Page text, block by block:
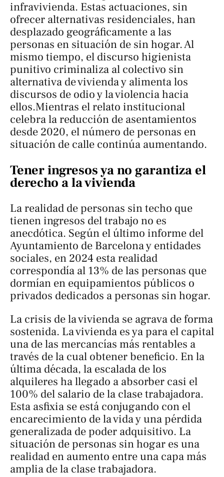
infravivienda. Estas actuaciones, sin
ofrecer alternativas residenciales, han
desplazado geográficamente a las
personas en situación de sin hogar. Al
mismo tiempo, el discurso higienista
punitivo criminaliza al colectivo sin
alternativa de vivienda y alimenta los
discursos de odio y la violencia hacia
ellos.Mientras el relato institucional
celebra la reducción de asentamientos
desde 2020, el número de personas en
situación de calle continúa aumentando.
Tener ingresos ya no garantiza el
derecho a la vivienda
La realidad de personas sin techo que
tienen ingresos del trabajo no es
anecdótica. Según el último informe del
Ayuntamiento de Barcelona y entidades
sociales, en 2024 esta realidad
correspondía al 13% de las personas que
dormían en equipamientos públicos o
privados dedicados a personas sin hogar.
La crisis de la vivienda se agrava de forma
sostenida. La vivienda es ya para el capital
una de las mercancías más rentables a
través de la cual obtener beneficio. En la
última década, la escalada de los
alquileres ha llegado a absorber casi el
100% del salario de la clase trabajadora.
Esta asfixia se está conjugando con el
encarecimiento de la vida y una pérdida
generalizada de poder adquisitivo. La
situación de personas sin hogar es una
realidad en aumento entre una capa más
amplia de la clase trabajadora.